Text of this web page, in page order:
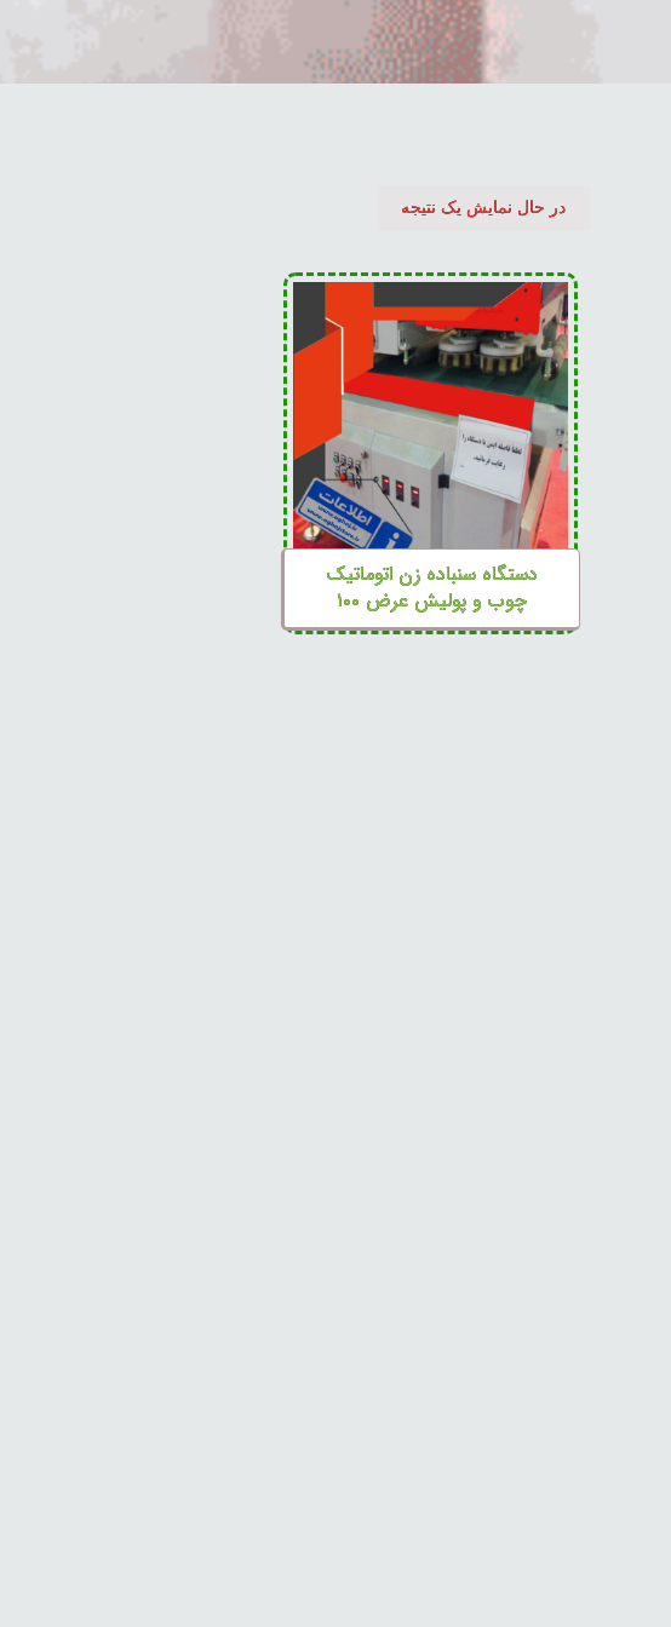
در حال نمایش یک نتیجه
دستگاه سنباده زن اتوماتیک
چوب و پولیش عرض ۱۰۰